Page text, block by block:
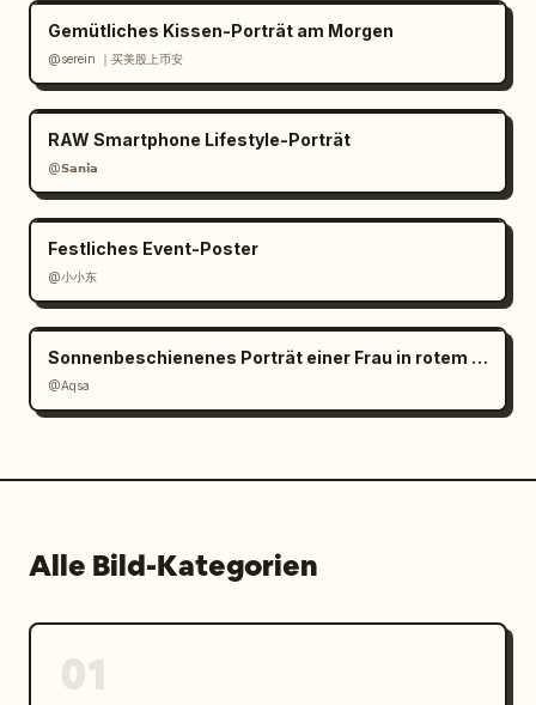
Gemütliches Kissen-Porträt am Morgen
@serein ｜买美股上币安
RAW Smartphone Lifestyle-Porträt
@𝗦𝗮𝗻𝗶𝗮
Festliches Event-Poster
@小小东
Sonnenbeschienenes Porträt einer Frau in rotem Satin
@Aqsa
Alle Bild-Kategorien